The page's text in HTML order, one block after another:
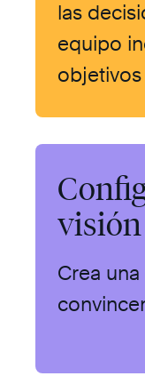
las
equipo
visión
Crea